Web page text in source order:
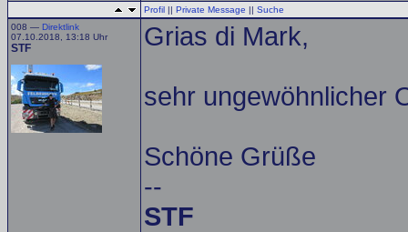
Profil || Private Message || Suche
008 — Direktlink
07.10.2018, 13:18 Uhr
STF Grias di Mark,
sehr ungewöhnlicher
Schöne Grüße
--
STF